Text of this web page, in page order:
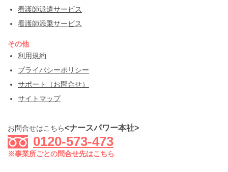
看護師派遣サービス
看護師添乗サービス
その他
利用規約
プライバシーポリシー
サポート（お問合せ）
サイトマップ
お問合せはこちら<ナースパワー本社>
0120-573-473
※事業所ごとの問合せ先はこちら